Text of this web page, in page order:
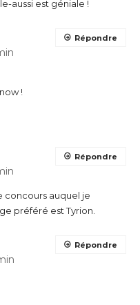
aussi est géniale !
!
Répondre
concours auquel je
préféré est Tyrion.
Répondre
Répondre